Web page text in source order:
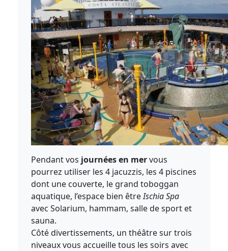
Pendant vos journées en mervous
pourrez utiliser les 4 jacuzzis, les 4 piscines
dont une couverte, le grand toboggan
aquatique, l’espace bien êtreIschia Spa
avec Solarium, hammam, salle de sport et
sauna.
Côté divertissements, un théâtre sur trois
niveaux vous accueille tous les soirs avec